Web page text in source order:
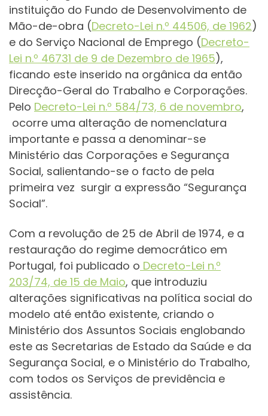
instituição do Fundo de Desenvolvimento de
Mão-de-obra (Decreto-Lei n.º 44506, de 1962)
e do Serviço Nacional de Emprego (Decreto-
Lei n.º 46731 de 9 de Dezembro de 1965),
ficando este inserido na orgânica da então
Direcção-Geral do Trabalho e Corporações.
Pelo Decreto-Lei n.º 584/73, 6 de novembro,
ocorre uma alteração de nomenclatura
importante e passa a denominar-se
Ministério das Corporações e Segurança
Social, salientando-se o facto de pela
primeira vez surgir a expressão “Segurança
Social”.
Com a revolução de 25 de Abril de 1974, e a
restauração do regime democrático em
Portugal, foi publicado o Decreto-Lei n.º
203/74, de 15 de Maio, que introduziu
alterações significativas na política social do
modelo até então existente, criando o
Ministério dos Assuntos Sociais englobando
este as Secretarias de Estado da Saúde e da
Segurança Social, e o Ministério do Trabalho,
com todos os Serviços de previdência e
assistência.